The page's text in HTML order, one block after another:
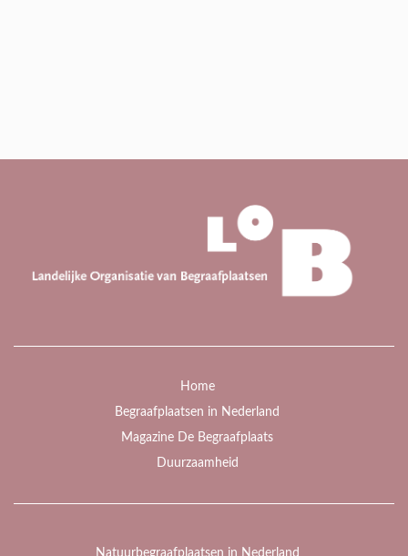
Home
Begraafplaatsen in Nederland
Magazine De Begraafplaats
Duurzaamheid
Natuurbegraafplaatsen in Nederland